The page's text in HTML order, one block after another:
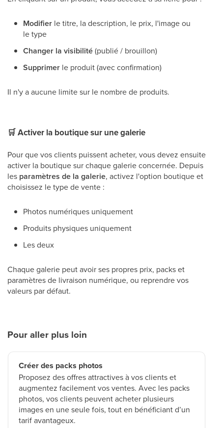
Modifier le titre, la description, le prix, l'image ou
le type
Changer la visibilité(publié / brouillon)
Supprimer le produit (avec confirmation)
Il n'y a aucune limite sur le nombre de produits.
🛒Activer la boutique sur une galerie
Pour que vos clients puissent acheter, vous devez ensuite
activer la boutique sur chaque galerie concernée. Depuis
les paramètres de la galerie, activez l'option boutique et
choisissez le type de vente :
Photos numériques uniquement
Produits physiques uniquement
Les deux
Chaque galerie peut avoir ses propres prix, packs et
paramètres de livraison numérique, ou reprendre vos
valeurs par défaut.
Pour aller plus loin
Créer des packs photos
Proposez des offres attractives à vos clients et
augmentez facilement vos ventes. Avec les packs
photos, vos clients peuvent acheter plusieurs
images en une seule fois, tout en bénéficiant d’un
tarif avantageux.